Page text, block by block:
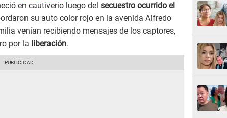
en cautiverio luego del secuestro ocurrido el
su auto color rojo en la avenida Alfredo
venían recibiendo mensajes de los captores,
por la liberación.